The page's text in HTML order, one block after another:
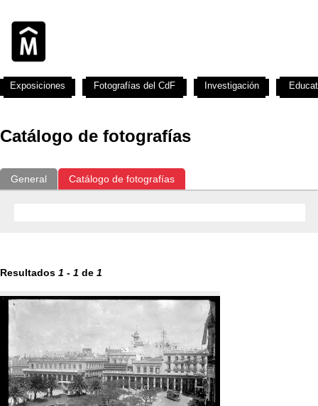
Catálogo de fotografías
General Catálogo de fotografías
Resultados 1 - 1 de 1
Exposiciones Fotografías del CdF Investigación